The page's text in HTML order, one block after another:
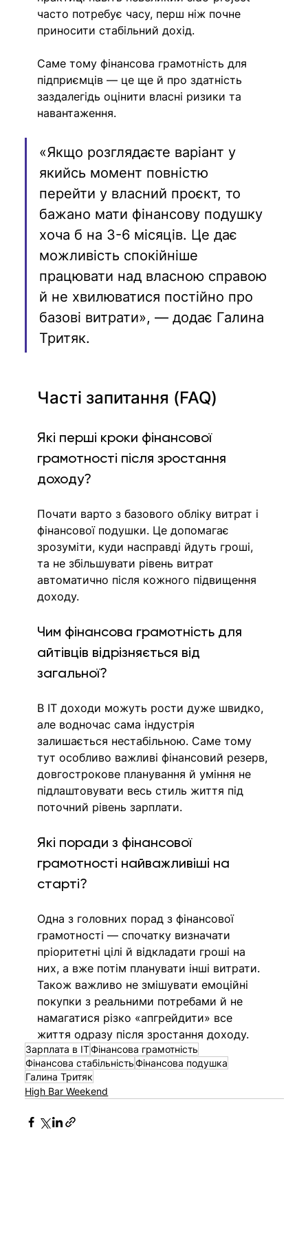
часто потребує часу, перш ніж почне
приносити стабільний дохід.
Саме тому фінансова грамотність для
підприємців — це ще й про здатність
заздалегідь оцінити власні ризики та
навантаження.
«Якщо розглядаєте варіант у
якийсь момент повністю
перейти у власний проєкт, то
бажано мати фінансову подушку
хоча б на 3-6 місяців. Це дає
можливість спокійніше
працювати над власною справою
й не хвилюватися постійно про
базові витрати», — додає Галина
Тритяк.
Часті запитання (FAQ)
Які перші кроки фінансової
грамотності після зростання
доходу?
Почати варто з базового обліку витрат і
фінансової подушки. Це допомагає
зрозуміти, куди насправді йдуть гроші,
та не збільшувати рівень витрат
автоматично після кожного підвищення
доходу.
Чим фінансова грамотність для
айтівців відрізняється від
загальної?
В IT доходи можуть рости дуже швидко,
але водночас сама індустрія
залишається нестабільною. Саме тому
тут особливо важливі фінансовий резерв,
довгострокове планування й уміння не
підлаштовувати весь стиль життя під
поточний рівень зарплати.
Які поради з фінансової
грамотності найважливіші на
старті?
Одна з головних порад з фінансової
грамотності — спочатку визначати
пріоритетні цілі й відкладати гроші на
них, а вже потім планувати інші витрати.
Також важливо не змішувати емоційні
покупки з реальними потребами й не
намагатися різко «апгрейдити» все
життя одразу після зростання доходу.
Зарплата в ITФінансова грамотність
Фінансова стабільністьФінансова подушка
Галина Тритяк
High Bar Weekend